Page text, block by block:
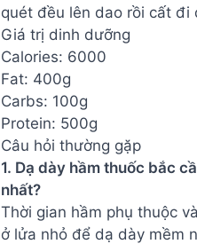
quét đều lên dao rồi cất đi
Giá trị dinh dưỡng
Calories: 6000
Fat: 400g
Carbs: 100g
Protein: 500g
Câu hỏi thường gặp
1. Dạ dày hầm thuốc bắc
nhất?
Thời gian hầm phụ thuộc
ở lửa nhỏ để dạ dày mềm